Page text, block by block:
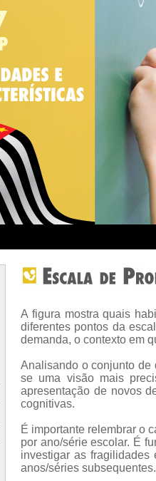
A figura mostra quais
diferentes pontos da
demanda, o contexto em
Analisando o conjunto de
se uma visão mais
apresentação de novos
cognitivas.
É importante relembrar o
por ano/série escolar. É
investigar as
anos/séries subsequentes.